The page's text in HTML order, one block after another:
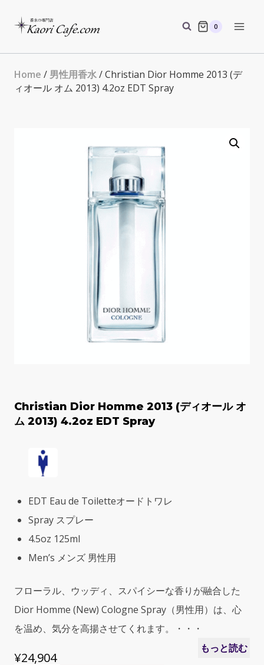
0
Home / 男性用香水/ Christian Dior Homme 2013 (デ
ィオール オム 2013) 4.2oz EDT Spray
Christian Dior Homme 2013 (ディオール オ
ム 2013) 4.2oz EDT Spray
EDT Eau de Toiletteオードトワレ
Spray スプレー
4.5oz 125ml
Men’s メンズ 男性用
フローラル、ウッディ、スパイシーな香りが融合した
Dior Homme (New) Cologne Spray（男性用）は、心
を温め、気分を高揚させてくれます。・・・
もっと読む
¥24,904